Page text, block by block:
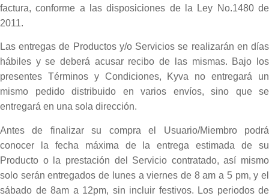
factura, conforme a las disposiciones de la Ley No.1480 de
2011.
Las entregas de Productos y/o Servicios se realizarán en días
hábiles y se deberá acusar recibo de las mismas. Bajo los
presentes Términos y Condiciones, Kyva no entregará un
mismo pedido distribuido en varios envíos, sino que se
entregará en una sola dirección.
Antes de finalizar su compra el Usuario/Miembro podrá
conocer la fecha máxima de la entrega estimada de su
Producto o la prestación del Servicio contratado, así mismo
solo serán entregados de lunes a viernes de 8 am a 5 pm, y el
sábado de 8am a 12pm, sin incluir festivos. Los periodos de